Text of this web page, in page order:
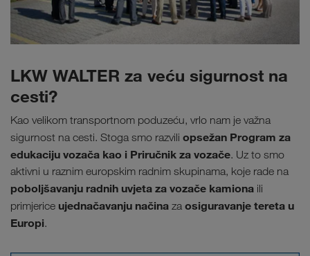
LKW WALTER za veću sigurnost na
cesti?
Kao velikom transportnom poduzeću, vrlo nam je važna
sigurnost na cesti. Stoga smo razvili opsežan Program za
edukaciju vozača kao i Priručnik za vozače. Uz to smo
aktivni u raznim europskim radnim skupinama, koje rade na
poboljšavanju radnih uvjeta za vozače kamiona ili
primjerice ujednačavanju načina za osiguravanje tereta u
Europi.